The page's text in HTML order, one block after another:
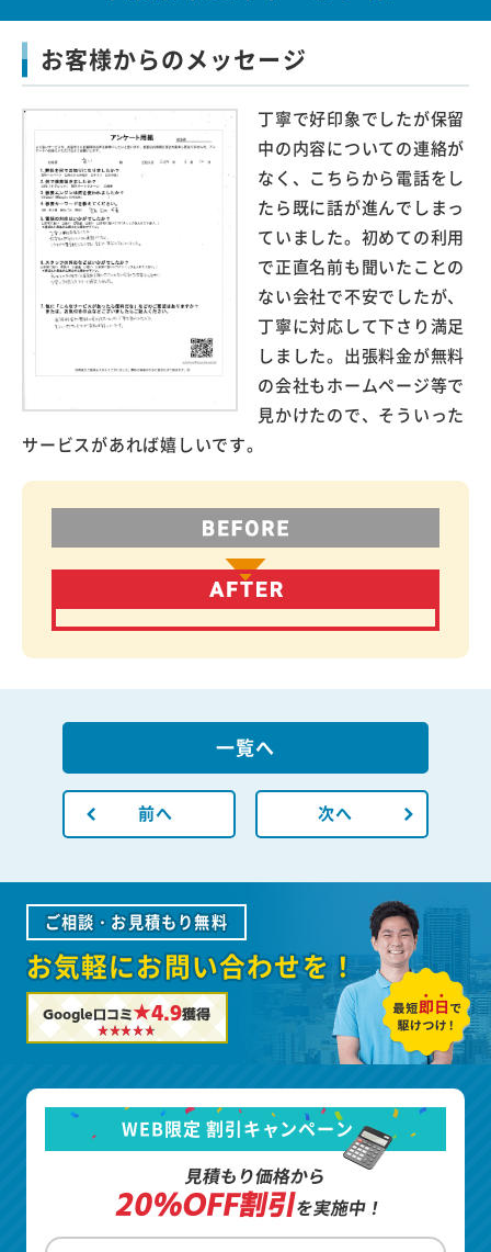
お客様からのメッセージ
丁寧で好印象でしたが保留
中の内容についての連絡が
なく、こちらから電話をし
たら既に話が進んでしまっ
ていました。初めての利用
で正直名前も聞いたことの
ない会社で不安でしたが、
丁寧に対応して下さり満足
しました。出張料金が無料
の会社もホームページ等で
見かけたので、そういった
サービスがあれば嬉しいです。
前へ
一覧へ
次へ
ご相談・お見積もり無料
お気軽にお問い合わせを！
Google口コミ★4.9獲得
WEB限定 割引キャンペーン
見積もり価格から
20%OFF割引を実施中！